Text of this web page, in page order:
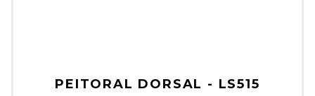
PEITORAL DORSAL - LS515